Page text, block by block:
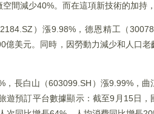
間減少40%。而在這項新技術的加持
）漲9.98%，德恩精工（
美元。同時，因勞動力減少和人口
長白山（603099.SH）漲9.99%，
預訂平台數據顯示：截至9月15日